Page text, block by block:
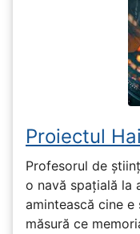
Proiectul
Profesorul de
o navă spațială la
amintească cine e
măsură ce